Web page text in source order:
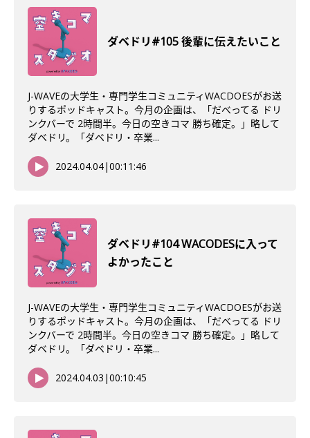
ダベドリ#105 後輩に伝えたいこと
J-WAVEの大学生・専門学生コミュニティWACDOESがお送
りするポッドキャスト。今月の企画は、「だべってる ドリ
ンクバーで 2時間半。今日の空きコマ 勝ち確定。」略して
ダベドリ。「ダベドリ・卒業...
2024.04.04|00:11:46
ダベドリ#104 WACODESに入って
よかったこと
J-WAVEの大学生・専門学生コミュニティWACDOESがお送
りするポッドキャスト。今月の企画は、「だべってる ドリ
ンクバーで 2時間半。今日の空きコマ 勝ち確定。」略して
ダベドリ。「ダベドリ・卒業...
2024.04.03 |00:10:45